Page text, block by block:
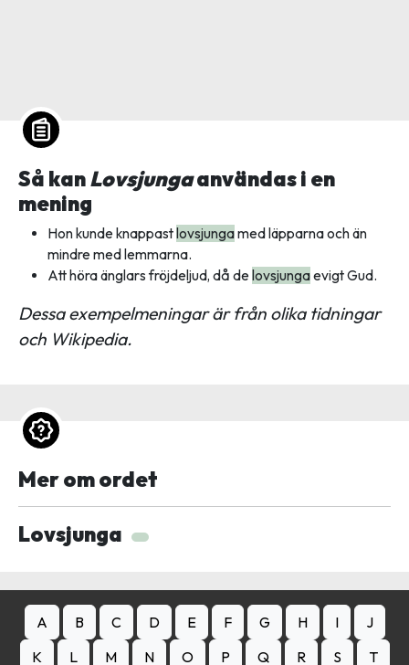
Så kanLovsjungaanvändas i en
mening
Hon kunde knappastlovsjungamed läpparna och än
mindre med lemmarna.
Att höra änglars fröjdeljud, då de lovsjungaevigt Gud.
Dessa exempelmeningar är från olika tidningar
och Wikipedia.
Mer om ordet
Lovsjunga
A B C D E F G H I
J
K
L M N O P Q R S T